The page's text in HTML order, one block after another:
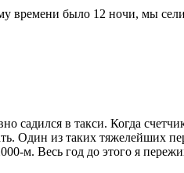
времени было 12 ночи, мы
садился в такси. Когда
Один из таких тяжелейших
м. Весь год до этого я